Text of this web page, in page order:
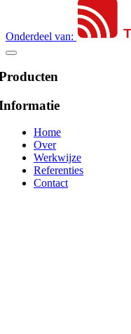
Onderdeel van:
Home
Over
Werkwijze
Referenties
Contact